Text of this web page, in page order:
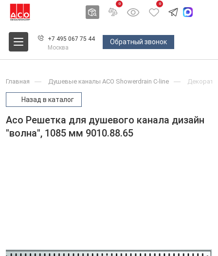
0 0
+7 495 067 75 44
Москва
Обратный звонок
Главная Душевые каналы ACO Showerdrain С-line
Назад в каталог
Aco Решетка для душевого канала дизайн
"волна", 1085 мм 9010.88.65